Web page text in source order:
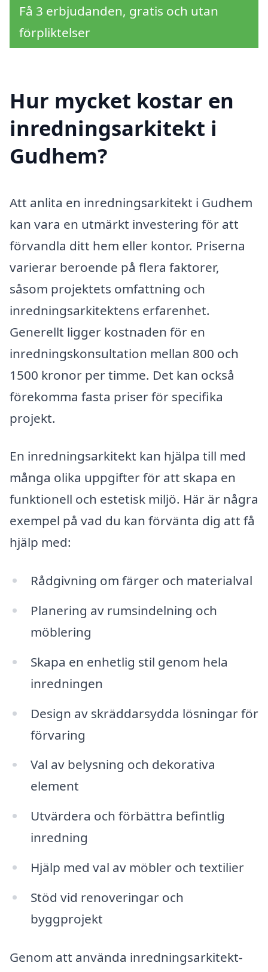
Få 3 erbjudanden, gratis och utan
förpliktelser
Hur mycket kostar en
inredningsarkitekt i
Gudhem?
Att anlita en inredningsarkitekt i Gudhem
kan vara en utmärkt investering för att
förvandla ditt hem eller kontor. Priserna
varierar beroende på flera faktorer,
såsom projektets omfattning och
inredningsarkitektens erfarenhet.
Generellt ligger kostnaden för en
inredningskonsultation mellan 800 och
1500 kronor per timme. Det kan också
förekomma fasta priser för specifika
projekt.
En inredningsarkitekt kan hjälpa till med
många olika uppgifter för att skapa en
funktionell och estetisk miljö. Här är några
exempel på vad du kan förvänta dig att få
hjälp med:
Rådgivning om färger och materialval
Planering av rumsindelning och
möblering
Skapa en enhetlig stil genom hela
inredningen
Design av skräddarsydda lösningar för
förvaring
Val av belysning och dekorativa
element
Utvärdera och förbättra befintlig
inredning
Hjälp med val av möbler och textilier
Stöd vid renoveringar och
byggprojekt
Genom att använda inredningsarkitekt-